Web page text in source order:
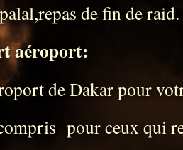
de fin de raid.
aéroport:
de Dakar pour
pour ceux qui